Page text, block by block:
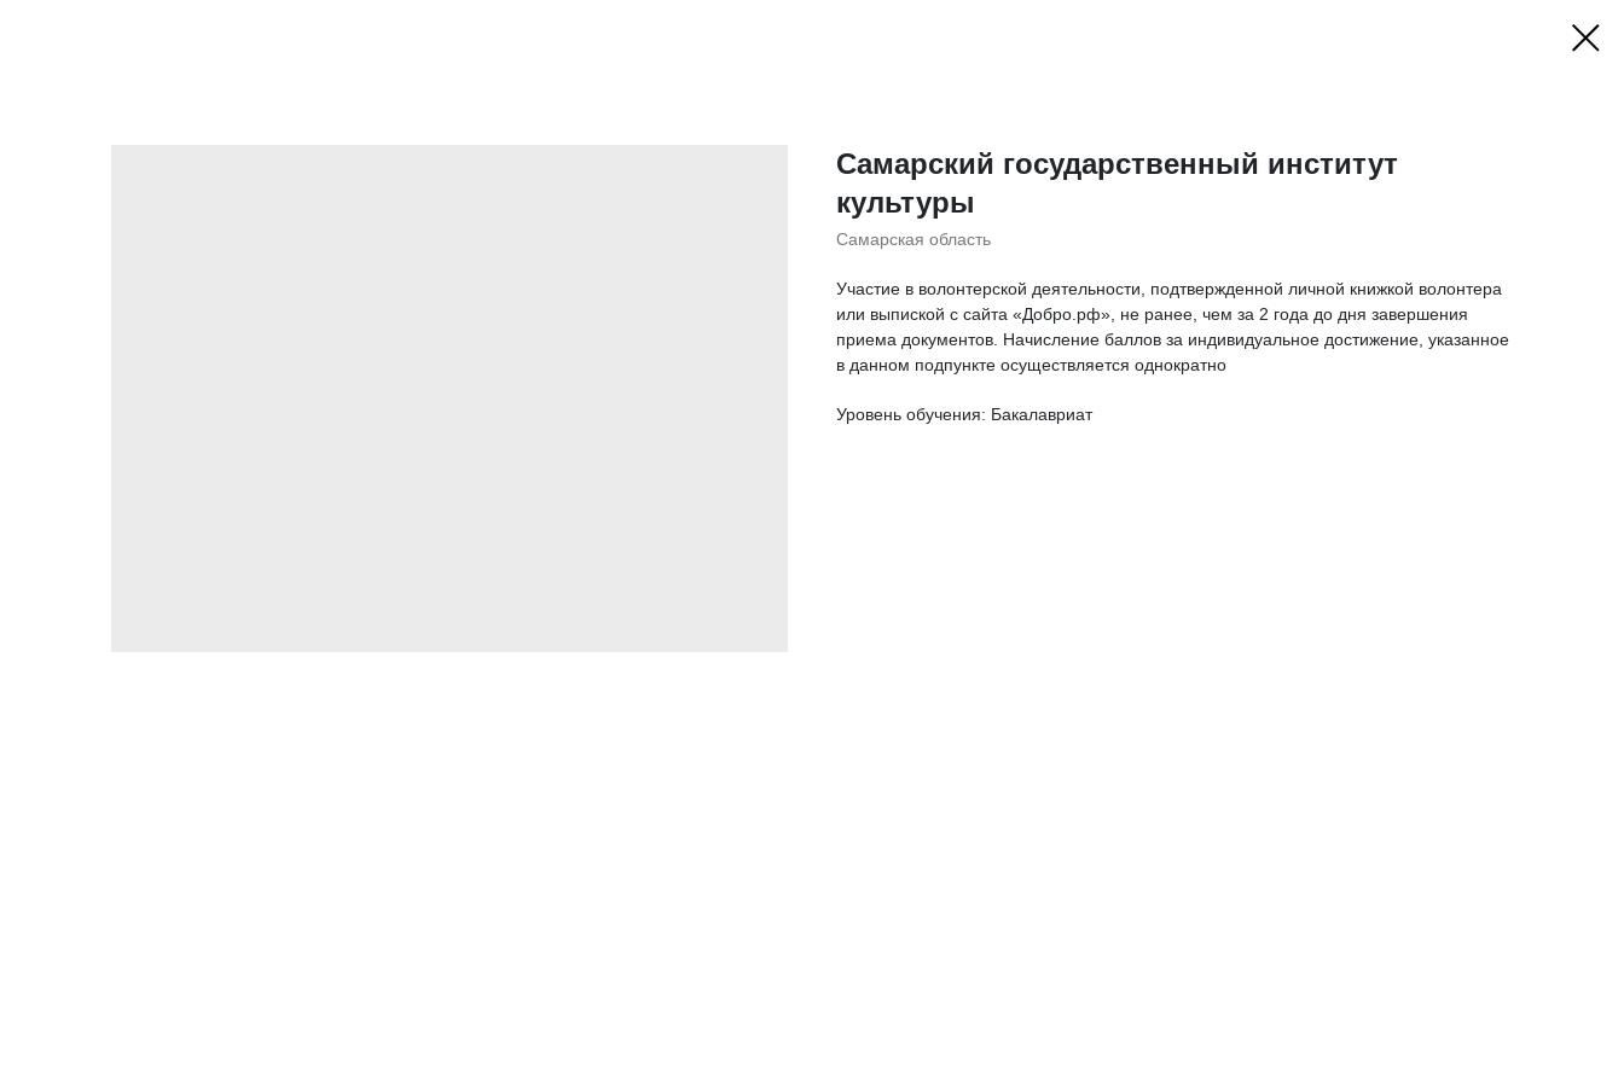
Самарский государственный институт
культуры
Самарская область
Участие в волонтерской деятельности, подтвержденной личной книжкой волонтера
или выпиской с сайта «Добро.рф», не ранее, чем за 2 года до дня завершения
приема документов. Начисление баллов за индивидуальное достижение, указанное
в данном подпункте осуществляется однократно
Уровень обучения: Бакалавриат